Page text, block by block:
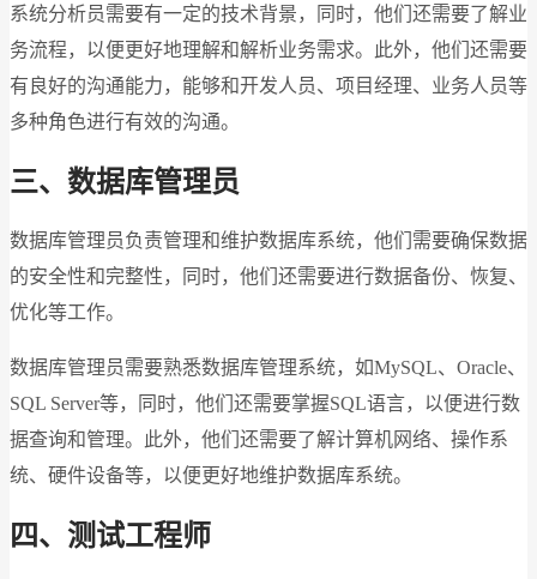
系统分析员需要有一定的技术背景，同时，他们还需要了解业
务流程，以便更好地理解和解析业务需求。此外，他们还需要
有良好的沟通能力，能够和开发人员、项目经理、业务人员等
多种角色进行有效的沟通。
三、数据库管理员
数据库管理员负责管理和维护数据库系统，他们需要确保数据
的安全性和完整性，同时，他们还需要进行数据备份、恢复、
优化等工作。
数据库管理员需要熟悉数据库管理系统，如MySQL、Oracle、
SQL Server等，同时，他们还需要掌握SQL语言，以便进行数
据查询和管理。此外，他们还需要了解计算机网络、操作系
统、硬件设备等，以便更好地维护数据库系统。
四、测试工程师